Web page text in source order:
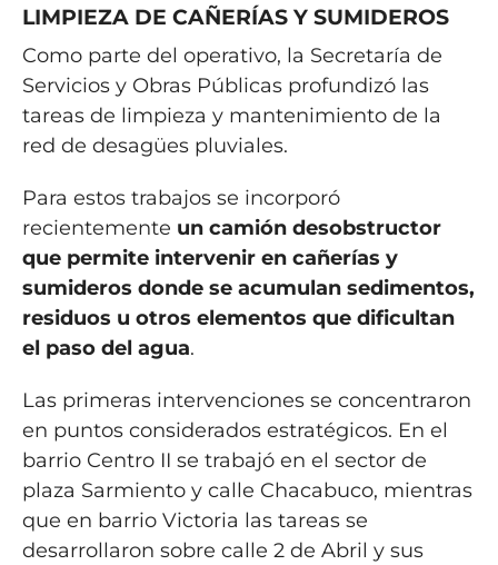
LIMPIEZA DE CAÑERÍAS Y SUMIDEROS
Como parte del operativo, la Secretaría de
Servicios y Obras Públicas profundizó las
tareas de limpieza y mantenimiento de la
red de desagües pluviales.
Para estos trabajos se incorporó
recientemente un camión desobstructor
que permite intervenir en cañerías y
sumideros donde se acumulan sedimentos,
residuos u otros elementos que dificultan
el paso del agua.
Las primeras intervenciones se concentraron
en puntos considerados estratégicos. En el
barrio Centro II se trabajó en el sector de
plaza Sarmiento y calle Chacabuco, mientras
que en barrio Victoria las tareas se
desarrollaron sobre calle 2 de Abril y sus